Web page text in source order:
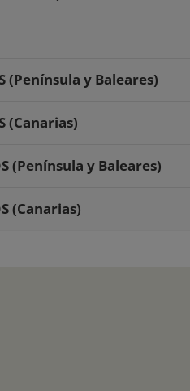
(Península y Baleares)
(Canarias)
(Península y Baleares)
(Canarias)